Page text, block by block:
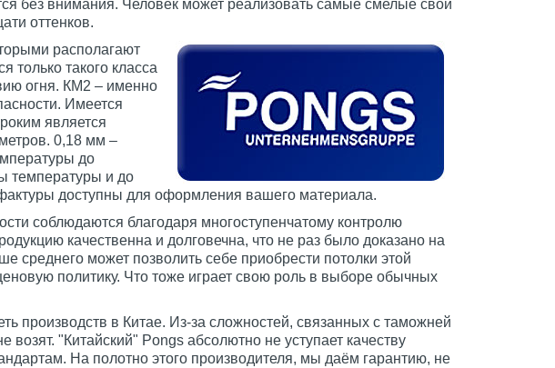
без внимания. Человек может реализовать самые смелые свои
оттенков.
располагают
только такого класса
огня. КМ2 – именно
Имеется
является
0,18 мм –
до
температуры и до
доступны для оформления вашего материала.
соблюдаются благодаря многоступенчатому контролю
качественна и долговечна, что не раз было доказано на
среднего может позволить себе приобрести потолки этой
политику. Что тоже играет свою роль в выборе обычных
производств в Китае. Из-за сложностей, связанных с таможней
"Китайский" Pongs абсолютно не уступает качеству
На полотно этого производителя, мы даём гарантию, не